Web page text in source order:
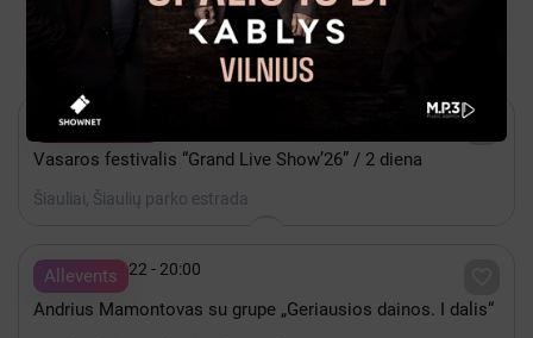
Populiariausi renginiai Visa Lietuva
Ticketmarket
Rugpjūtis 08 - 19:00
Vasaros festivalis “Grand Live Show’26” / 2 diena
Šiauliai, Šiaulių parko estrada
Allevents
 Rugpjūtis 22 - 20:00
Andrius Mamontovas su grupe „Geriausios dainos. I dalis“